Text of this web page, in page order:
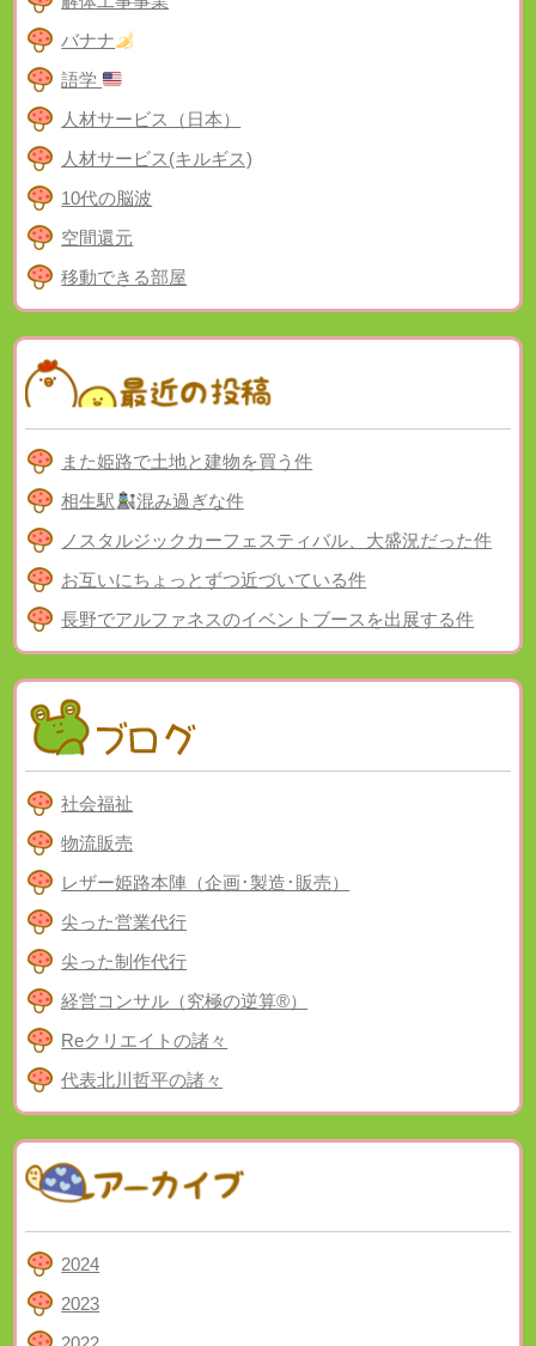
バナナ
語学
人材サービス（日本）
人材サービス(キルギス)
10代の脳波
空間還元
移動できる部屋
また姫路で土地と建物を買う件
相生駅
混み過ぎな件
ノスタルジックカーフェスティバル、大盛況だった件
お互いにちょっとずつ近づいている件
長野でアルファネスのイベントブースを出展する件
社会福祉
物流販売
レザー姫路本陣（企画･製造･販売）
尖った営業代行
尖った制作代行
経営コンサル（究極の逆算®）
Reクリエイトの諸々
代表北川哲平の諸々
2024
2023